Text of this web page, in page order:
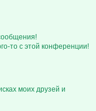
то с этой конференции!
моих друзей и